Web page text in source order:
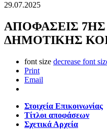
29.07.2025
ΑΠΟΦΑΣΕΙΣ
ΔΗΜΟΤΙΚΗΣ
font size decrease font
Print
Email
Στοιχεία Επικοινωνίας
Τίτλοι αποφάσεων
Σχετικά Αρχεία